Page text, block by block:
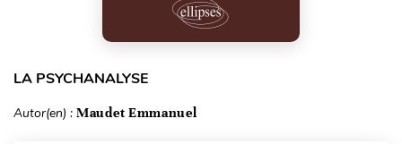
LA PSYCHANALYSE
Autor(en) : Maudet Emmanuel